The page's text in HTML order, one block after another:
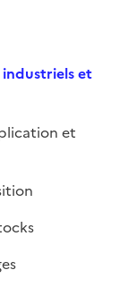
industriels et
et